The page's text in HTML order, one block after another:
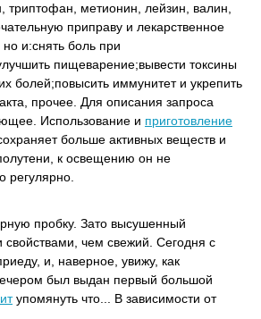
метионин, лейзин, валин,
приправу и лекарственное
и:снять боль при
пищеварение;вывести токсины
болей;повысить иммунитет и укрепить
прочее. Для описания запроса
Использование и приготовление
больше активных веществ и
к освещению он не
регулярно.
пробку. Зато высушенный
чем свежий. Сегодня с
и, наверное, увижу, как
был выдан первый большой
упомянуть что... В зависимости от